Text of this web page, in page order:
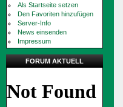
Als Startseite setzen
Den Favoriten hinzufügen
Server-Info
News einsenden
Impressum
FORUM AKTUELL